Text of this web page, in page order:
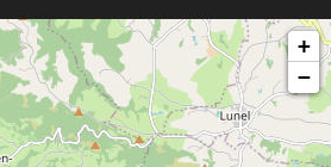
+
−